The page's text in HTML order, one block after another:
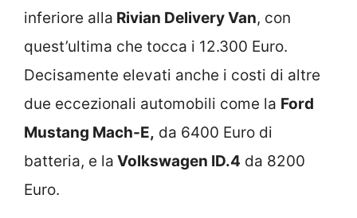
inferiore alla Rivian Delivery Van, con
quest’ultima che tocca i 12.300 Euro.
Decisamente elevati anche i costi di altre
due eccezionali automobili come la Ford
Mustang Mach-E, da 6400 Euro di
batteria, e la Volkswagen ID.4 da 8200
Euro.